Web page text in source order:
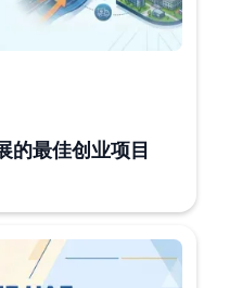
的最佳创业项目